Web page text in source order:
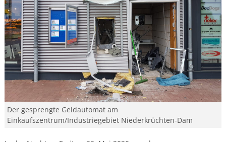
Der gesprengte Geldautomat am
Einkaufszentrum/Industriegebiet Niederkrüchten-Dam